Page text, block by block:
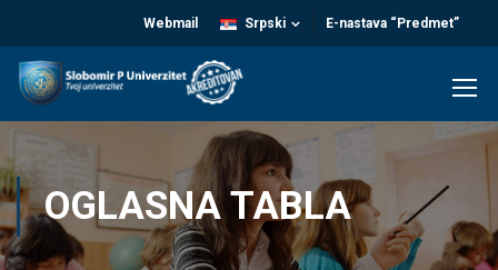
E-nastava “Predmet”
Srpski
Webmail
OGLASNA TABLA